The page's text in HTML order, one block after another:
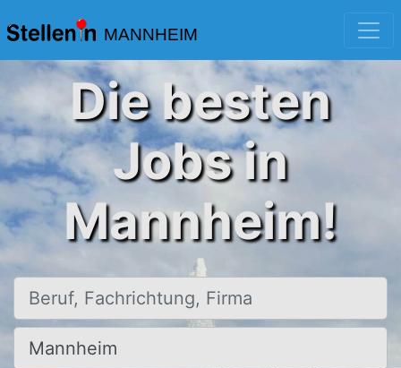
MANNHEIM
Die besten
Jobs in
Mannheim!
Beruf, Fachrichtung, Firma
Ort, Stadt